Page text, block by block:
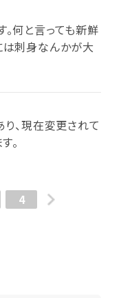
何と言っても新鮮
は刺身なんかが大
、現在変更されて
。
4